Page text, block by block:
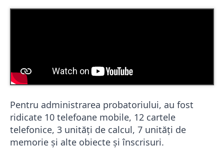
Pentru administrarea probatoriului, au fost
ridicate 10 telefoane mobile, 12 cartele
telefonice, 3 unităţi de calcul, 7 unităţi de
memorie și alte obiecte și înscrisuri.